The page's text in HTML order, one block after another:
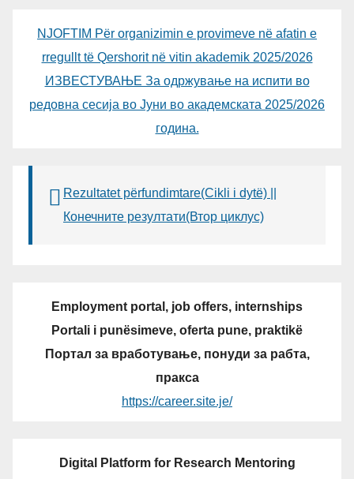
NJOFTIM Për organizimin e provimeve në afatin e
rregullt të Qershorit në vitin akademik 2025/2026
ИЗВЕСТУВАЊЕ За одржување на испити во
редовна сесија во Јуни во академската 2025/2026
година.
Rezultatet përfundimtare(Cikli i dytë) ||
Конечните резултати(Втор циклус)
Employment portal, job offers, internships
Portali i punësimeve, oferta pune, praktikë
Портал за вработување, понуди за рабта,
пракса
https://career.site.je/
Digital Platform for Research Mentoring